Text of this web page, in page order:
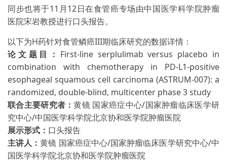
同步也将于11 月12日在食管癌专场由中国医学科学院肿瘤
医院宋岩教授进行口头报告。
以下为H药针对食管鳞癌III期临床研究的数据详情：
论文题目： First-line serplulimab versus placebo in
combination with chemotherapy in PD-L1-positive
esophageal squamous cell carcinoma (ASTRUM-007): a
randomized, double-blind, multicenter phase 3 study
联合主要研究者：黄镜 国家癌症中心/国家肿瘤临床医学研
究中心/中国医学科学院北京协和医学院肿瘤医院
展示形式： 口头报告
主讲人：黄镜 国家癌症中心/国家肿瘤临床医学研究中心/中
国医学科学院北京协和医学院肿瘤医院